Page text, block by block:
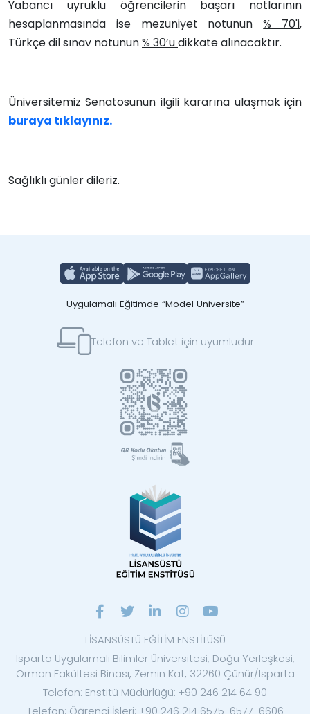
Yabancı uyruklu öğrencilerin başarı notlarının
hesaplanmasında ise mezuniyet notunun% 70'i,
Türkçe dil sınav notunun% 30’udikkate alınacaktır.
Üniversitemiz Senatosunun ilgili kararına ulaşmak için
buraya tıklayınız.
Sağlıklı günler dileriz.
Uygulamalı Eğitimde “Model Üniversite”
Telefon ve Tablet için uyumludur
LİSANSÜSTÜ EĞİTİM ENSTİTÜSÜ
Isparta Uygulamalı Bilimler Üniversitesi, Doğu Yerleşkesi,
Orman Fakültesi Binası, Zemin Kat, 32260 Çünür/Isparta
Telefon: Enstitü Müdürlüğü: +90 246 214 64 90
Telefon: Öğrenci İşleri: +90 246 214 6575-6577-6606